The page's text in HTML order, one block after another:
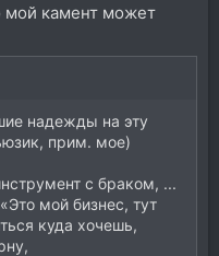
мой камент может
надежды на эту
прим. мое)
с браком, ...
мой бизнес, тут
куда хочешь,